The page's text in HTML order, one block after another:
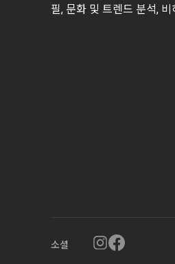
필, 문화 및 트렌드 분석,
소셜